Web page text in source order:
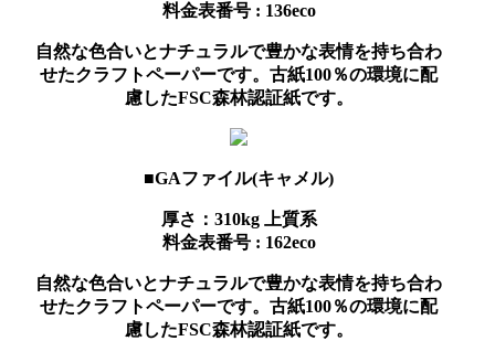
料金表番号 : 136eco
自然な色合いとナチュラルで豊かな表情を持ち合わ
せたクラフトペーパーです。古紙100％の環境に配
慮したFSC森林認証紙です。
■GAファイル(キャメル)
厚さ：310kg
上質系
料金表番号 : 162eco
自然な色合いとナチュラルで豊かな表情を持ち合わ
せたクラフトペーパーです。古紙100％の環境に配
慮したFSC森林認証紙です。